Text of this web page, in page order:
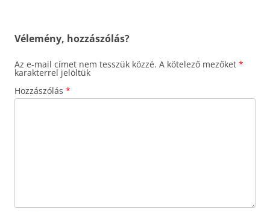
Vélemény, hozzászólás?
Az e-mail címet nem tesszük közzé. A kötelező mezőket *
karakterrel jelöltük
Hozzászólás *